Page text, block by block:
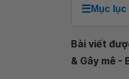
☰Mục lục
Bài viết
& Gây mê -